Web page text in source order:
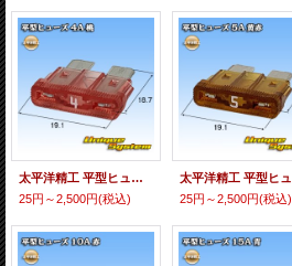
太平洋精工 平型ヒューズ 4A 桃色
25円～2,500円(税込)
25円～2,500円(税込)